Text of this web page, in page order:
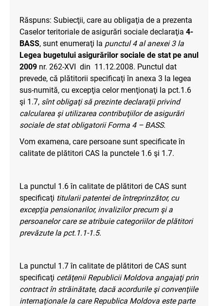
Răspuns: Subiecţii, care au obligaţia de a prezenta
Сaselor teritoriale de asigurări sociale declaraţia 4-
BASS, sunt enumeraţi la punctul 4 al anexei 3 la
Legea bugetului asigurărilor sociale de stat pe anul
2009 nr. 262-XVI din 11.12.2008. Punctul dat
prevede, că plătitorii specificaţi în anexa 3 la legea
sus-numită, cu excepţia celor menţionaţi la pct.1.6
şi 1.7, sînt obligaţi să prezinte declaraţii privind
calcularea şi utilizarea contribuţiilor de asigurări
sociale de stat obligatorii Forma 4 – BASS.
Vom examena, care persoane sunt specificate în
calitate de plătitori CAS la punctele 1.6 şi 1.7.
La punctul 1.6 în calitate de plătitori de CAS sunt
specificaţi titularii patentei de întreprinzător, cu
excepţia pensionarilor, invalizilor precum şi a
persoanelor care se atribuie categoriilor de plătitori
prevăzute la pct.1.1-1.5.
La punctul 1.7 în calitate de plătitori de CAS sunt
specificaţi cetăţenii Republicii Moldova angajaţi prin
contract în străinătate, dacă acordurile şi convenţiile
internaţionale la care Republica Moldova este parte